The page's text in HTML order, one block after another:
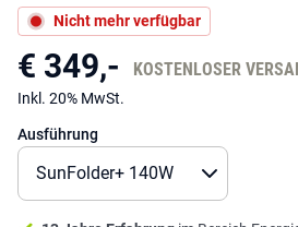
Nicht mehr verfügbar
€ 349,- KOSTENLOSER
Inkl. 20% MwSt.
Ausführung